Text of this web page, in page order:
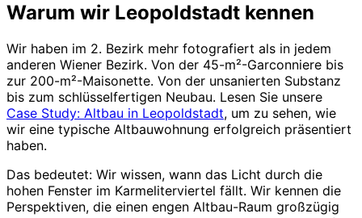
Warum wir Leopoldstadt kennen
Wir haben im 2. Bezirk mehr fotografiert als in jedem
anderen Wiener Bezirk. Von der 45-m²-Garconniere bis
zur 200-m²-Maisonette. Von der unsanierten Substanz
bis zum schlüsselfertigen Neubau. Lesen Sie unsere
Case Study: Altbau in Leopoldstadt, um zu sehen, wie
wir eine typische Altbauwohnung erfolgreich präsentiert
haben.
Das bedeutet: Wir wissen, wann das Licht durch die
hohen Fenster im Karmeliterviertel fällt. Wir kennen die
Perspektiven, die einen engen Altbau-Raum großzügig